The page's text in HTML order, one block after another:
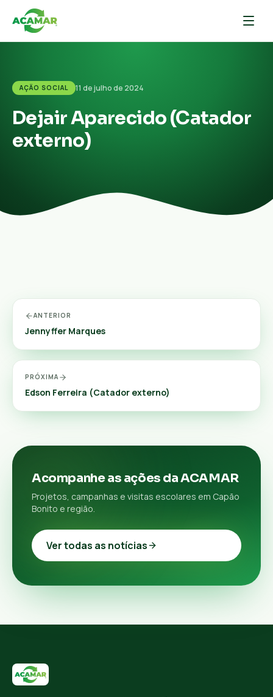
AÇÃO SOCIAL 11 de julho de 2024
Dejair Aparecido (Catador
externo)
ANTERIOR
Jennyffer Marques
PRÓXIMA
Edson Ferreira (Catador externo)
Acompanhe as ações da ACAMAR
Projetos, campanhas e visitas escolares em Capão
Bonito e região.
Ver todas as notícias